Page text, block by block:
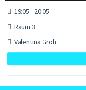
19:05 - 20:05
Raum 3
Valentina Groh